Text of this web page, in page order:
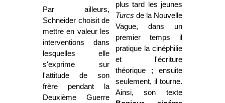
plus tard les jeunes
Turcs de la Nouvelle
Vague, dans un
premier temps il
pratique la cinéphilie
et l'écriture
théorique ; ensuite
seulement, il tourne.
Ainsi, son texte
Par ailleurs,
Schneider choisit de
mettre en valeur les
interventions dans
lesquelles elle
s'exprime sur
l'attitude de son
frère pendant la
Deuxième Guerre